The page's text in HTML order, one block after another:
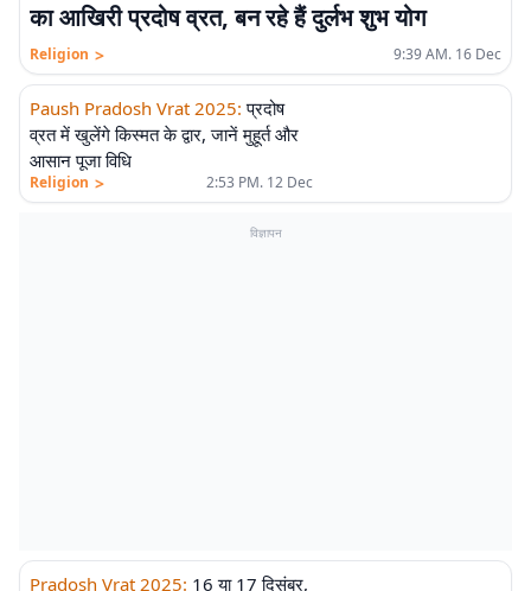
का आखिरी प्रदोष व्रत, बन रहे हैं दुर्लभ शुभ योग
Religion > 9:39 AM. 16 Dec
Paush Pradosh Vrat 2025: प्रदोष
व्रत में खुलेंगे किस्मत के द्वार, जानें मुहूर्त और
आसान पूजा विधि
Religion > 2:53 PM. 12 Dec
विज्ञापन
Pradosh Vrat 2025: 16 या 17 दिसंबर,